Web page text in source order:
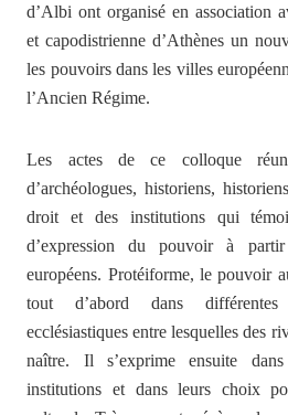
d’Albi ont organisé en association
et capodistrienne d’Athènes un
les pouvoirs dans les villes
l’Ancien Régime.
Les actes de ce colloque
d’archéologues, historiens,
droit et des institutions qui
d’expression du pouvoir à
européens. Protéiforme, le pouvoir
tout d’abord dans
ecclésiastiques entre lesquelles des
naître. Il s’exprime ensuite
institutions et dans leurs choix